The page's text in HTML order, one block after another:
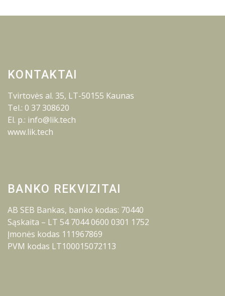
KONTAKTAI
Tvirtovės al. 35, LT-50155 Kaunas
Tel.: 0 37 308620
El. p.: info@lik.tech
www.lik.tech
BANKO REKVIZITAI
AB SEB Bankas, banko kodas: 70440
Sąskaita – LT 54 7044 0600 0301 1752
Įmonės kodas 111967869
PVM kodas LT100015072113